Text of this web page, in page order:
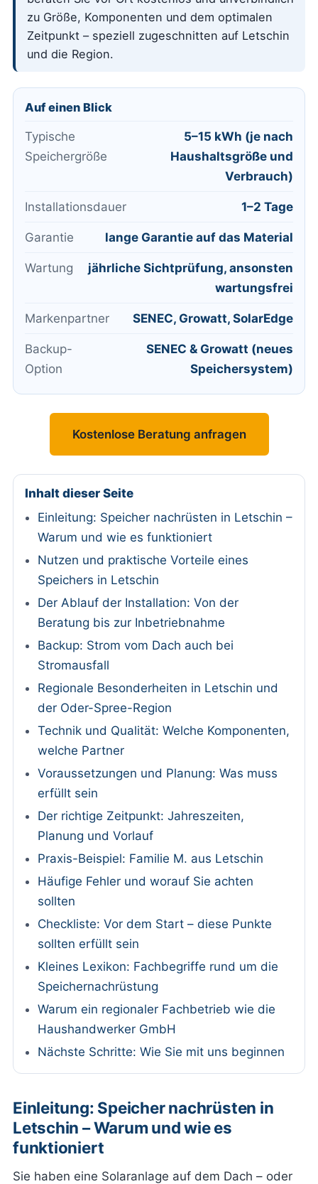
zu Größe, Komponenten und dem optimalen
Zeitpunkt – speziell zugeschnitten auf Letschin
und die Region.
Auf einen Blick
Typische
Speichergröße
5–15 kWh (je nach
Haushaltsgröße und
Verbrauch)
Installationsdauer 1–2 Tage
Garantie lange Garantie auf das Material
Wartung
jährliche Sichtprüfung, ansonsten
wartungsfrei
Markenpartner SENEC, Growatt, SolarEdge
Backup-
Option
SENEC & Growatt (neues
Speichersystem)
Kostenlose Beratung anfragen
Inhalt dieser Seite
Einleitung: Speicher nachrüsten in Letschin –
Warum und wie es funktioniert
Nutzen und praktische Vorteile eines
Speichers in Letschin
Der Ablauf der Installation: Von der
Beratung bis zur Inbetriebnahme
Backup: Strom vom Dach auch bei
Stromausfall
Regionale Besonderheiten in Letschin und
der Oder-Spree-Region
Technik und Qualität: Welche Komponenten,
welche Partner
Voraussetzungen und Planung: Was muss
erfüllt sein
Der richtige Zeitpunkt: Jahreszeiten,
Planung und Vorlauf
Praxis-Beispiel: Familie M. aus Letschin
Häufige Fehler und worauf Sie achten
sollten
Checkliste: Vor dem Start – diese Punkte
sollten erfüllt sein
Kleines Lexikon: Fachbegriffe rund um die
Speichernachrüstung
Warum ein regionaler Fachbetrieb wie die
Haushandwerker GmbH
Nächste Schritte: Wie Sie mit uns beginnen
Einleitung: Speicher nachrüsten in
Letschin – Warum und wie es
funktioniert
Sie haben eine Solaranlage auf dem Dach – oder